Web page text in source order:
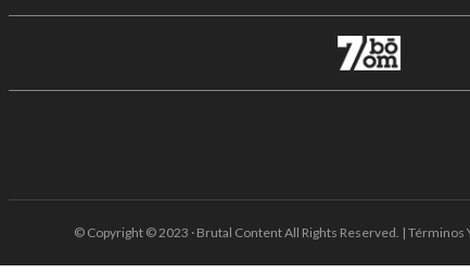
© Copyright © 2023 · Brutal Content All Rights Reserved. | Términos